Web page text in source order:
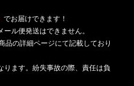
でお届けできます！
ル便発送はできません。
品の詳細ページにて記載しており
ます。紛失事故の際、責任は負